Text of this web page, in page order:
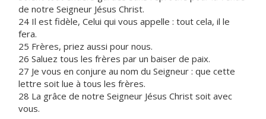
de notre Seigneur Jésus Christ.
24 Il est fidèle, Celui qui vous appelle : tout cela, il le
fera.
25 Frères, priez aussi pour nous.
26 Saluez tous les frères par un baiser de paix.
27 Je vous en conjure au nom du Seigneur : que cette
lettre soit lue à tous les frères.
28 La grâce de notre Seigneur Jésus Christ soit avec
vous.